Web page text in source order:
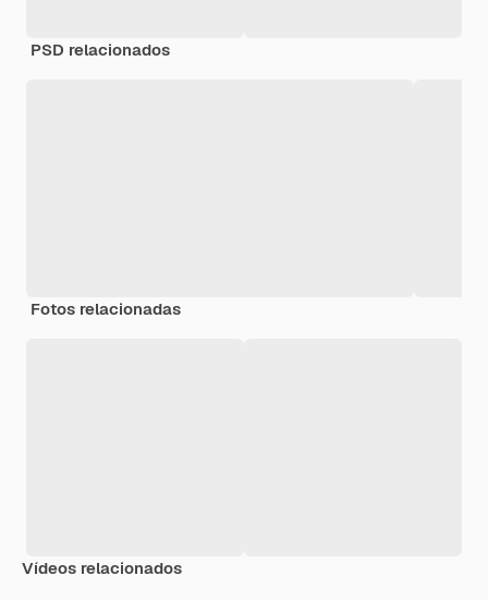
PSD relacionados
Fotos relacionadas
Vídeos relacionados